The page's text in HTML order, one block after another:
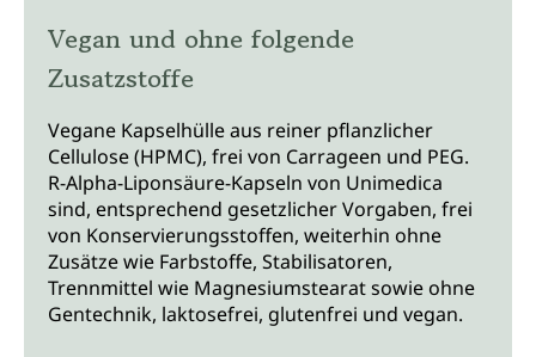
Vegan und ohne folgende
Zusatzstoffe
Vegane Kapselhülle aus reiner pflanzlicher
Cellulose (HPMC), frei von Carrageen und PEG.
R-Alpha-Liponsäure-Kapseln von Unimedica
sind, entsprechend gesetzlicher Vorgaben, frei
von Konservierungsstoffen, weiterhin ohne
Zusätze wie Farbstoffe, Stabilisatoren,
Trennmittel wie Magnesiumstearat sowie ohne
Gentechnik, laktosefrei, glutenfrei und vegan.